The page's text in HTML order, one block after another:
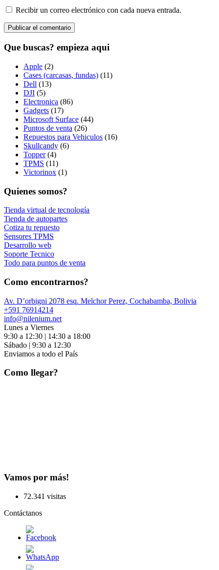
Recibir un correo electrónico con cada nueva entrada.
Que buscas? empieza aqui
Apple (2)
Cases (carcasas, fundas) (11)
Dell (13)
DJI (5)
Electronica (86)
Gadgets (17)
Microsoft Surface (44)
Puntos de venta (26)
Repuestos para Vehiculos (16)
Skullcandy (6)
Topper (4)
TPMS (11)
Victorinox (1)
Quienes somos?
Tienda virtual de tecnología
Tienda de autopartes
Cotiza tu repuesto
Sensores TPMS
Desarrollo web
Soporte Tecnico
Todo para puntos de venta
Como encontrarnos?
Av. D’orbigni 2078 esq. Melchor Perez, Cochabamba, Bolivia
+591 76914214
info@nilenium.net
Lunes a Viernes
9:30 a 12:30 | 14:30 a 18:00
Sábado | 9:30 a 12:30
Enviamos a todo el País
Como llegar?
Vamos por más!
72.341 visitas
Contáctanos